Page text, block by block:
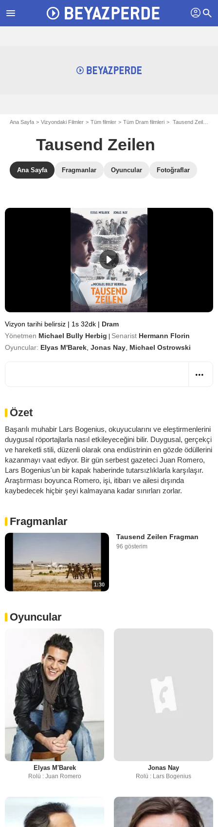
menu profil search
Ana Sayfa Vizyondaki Filmler Tüm filmler Tüm Dram filmleri Tausend Zeilen
Tausend Zeilen
Ana Sayfa Fragmanlar Oyuncular Fotoğraflar
Vizyon tarihi belirsiz | 1s 32dk | Dram
Yönetmen Michael Bully Herbig Senarist Hermann Florin
Oyuncular: Elyas M'Barek Jonas Nay Michael Ostrowski
Özet
Başarılı muhabir Lars Bogenius, okuyucularını ve eleştirmenlerini
duygusal röportajlarla nasıl etkileyeceğini bilir. Duygusal, gerçekçi
ve hareketli stili, düzenli olarak ona endüstrinin en gözde ödüllerini
kazanmayı vaat ediyor. Bir gün serbest gazeteci Juan Romero,
Lars Bogenius'un bir kapak haberinde tutarsızlıklarla karşılaşır.
Araştırması boyunca Romero, işi, itibarı ve ailesi dışında
kaybedecek hiçbir şeyi kalmayana kadar sınırları zorlar.
Fragmanlar
1:30
Tausend Zeilen Fragman
96 gösterim
Oyuncular
Elyas M'Barek
Rolü : Juan Romero
Jonas Nay
Rolü : Lars Bogenius